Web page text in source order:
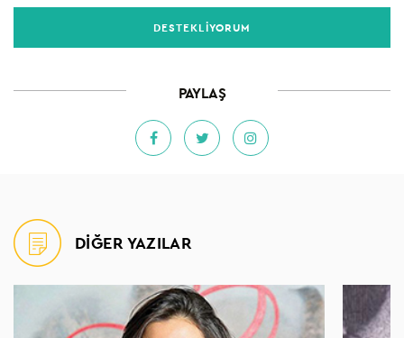
DESTEKLİYORUM
PAYLAŞ
DİĞER YAZILAR